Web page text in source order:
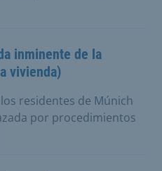
inminente de la
vivienda)
residentes de Múnich
por procedimientos